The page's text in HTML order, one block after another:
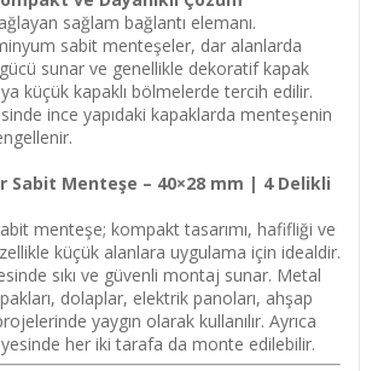
sağlam bağlantı elemanı.
sabit menteşeler, dar alanlarda
sunar ve genellikle dekoratif kapak
küçük kapaklı bölmelerde tercih edilir.
ince yapıdaki kapaklarda menteşenin
Sabit Menteşe – 40×28 mm | 4 Delikli
menteşe; kompakt tasarımı, hafifliği ve
küçük alanlara uygulama için idealdir.
sıkı ve güvenli montaj sunar. Metal
dolaplar, elektrik panoları, ahşap
yaygın olarak kullanılır. Ayrıca
her iki tarafa da monte edilebilir.